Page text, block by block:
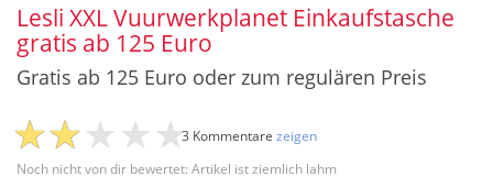
Lesli XXL Vuurwerkplanet Einkaufstasche
gratis ab 125 Euro
Gratis ab 125 Euro oder zum regulären Preis
Noch nicht von dir bewertet: Artikel ist ziemlich lahm
3 Kommentare zeigen